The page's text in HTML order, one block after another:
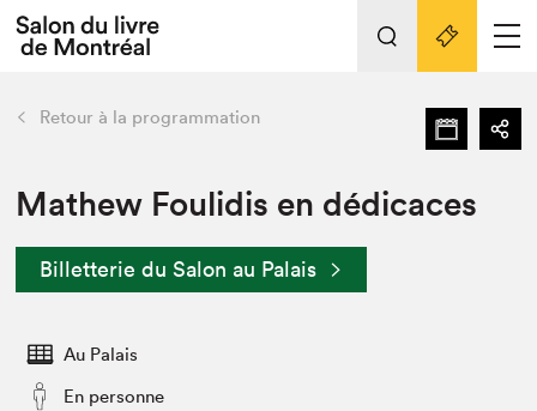
L'événement
Préparer sa visite au Salon
Actualités
SLM PRO
retour Nos activités
Préparer sa visite
Salon dans la ville et en ligne
Liens pratiques
Retour à la programmation
Mathew Foulidis en dédicaces
Billetterie du Salon au Palais
Au Palais
En personne